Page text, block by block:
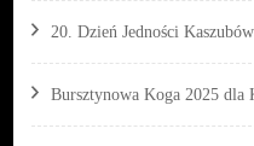
20. Dzień Jedności
Bursztynowa Koga 2025 dla